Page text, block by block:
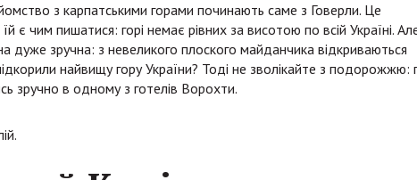
з карпатськими горами починають саме з Говерли. Це
їй є чим пишатися: горі немає рівних за висотою по всій Україні.
дуже зручна: з невеликого плоского майданчика відкриваються
найвищу гору України? Тоді не зволікайте з подорожжю:
зручно в одному з готелів Ворохти.